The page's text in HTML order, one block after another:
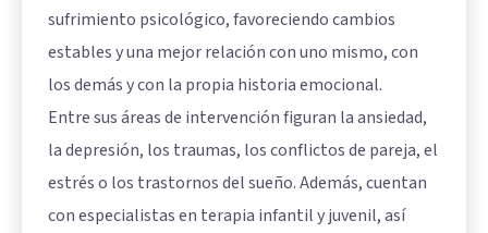
sufrimiento psicológico, favoreciendo cambios
estables y una mejor relación con uno mismo, con
los demás y con la propia historia emocional.
Entre sus áreas de intervención figuran la ansiedad,
la depresión, los traumas, los conflictos de pareja, el
estrés o los trastornos del sueño. Además, cuentan
con especialistas en terapia infantil y juvenil, así